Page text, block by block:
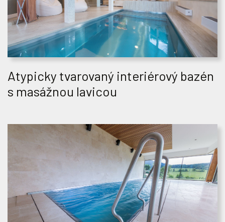
Atypicky tvarovaný interiérový bazén
s masážnou lavicou